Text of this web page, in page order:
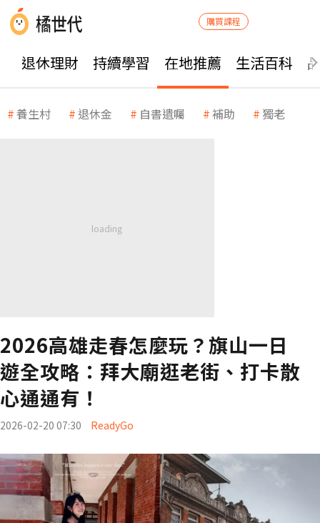
購買課程
退休理財 持續學習 在地推薦 生活百科
養生村 退休金 自書遺囑 補助 獨老
2026高雄走春怎麼玩？旗山一日
遊全攻略：拜大廟逛老街、打卡散
心通通有！
2026-02-20 07:30 ReadyGo